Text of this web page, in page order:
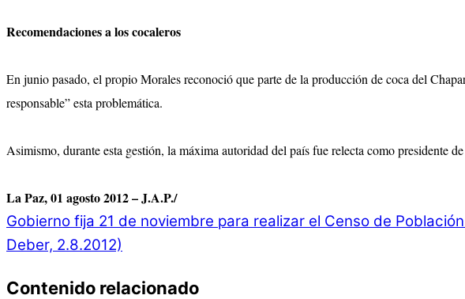
Recomendaciones a los cocaleros
En junio pasado, el propio Morales reconoció que parte de la producción de coca del
responsable” esta problemática.
Asimismo, durante esta gestión, la máxima autoridad del país fue relecta como presidente
La Paz, 01 agosto 2012 – J.A.P./
Gobierno fija 21 de noviembre para realizar el Censo de
Deber, 2.8.2012)
Contenido relacionado